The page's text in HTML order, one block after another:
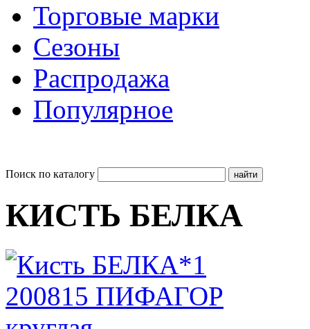
Торговые марки
Сезоны
Распродажа
Популярное
Поиск по каталогу
КИСТЬ БЕЛКА